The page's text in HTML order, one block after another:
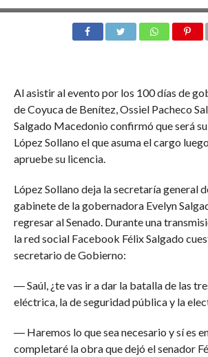
Al asistir al evento por los 100 días de
de Coyuca de Benítez, Ossiel Pacheco
Salgado Macedonio confirmó que será
López Sollano el que asuma el cargo
apruebe su licencia.
López Sollano deja la secretaría general
gabinete de la gobernadora Evelyn
regresar al Senado. Durante una
la red social Facebook Félix Salgado
secretario de Gobierno:
― Saúl, ¿te vas ir a dar la batalla de las
eléctrica, la de seguridad pública y la
― Haremos lo que sea necesario y sí es
completaré la obra que dejó el senador